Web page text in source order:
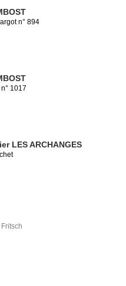
n° 894
1017
LES ARCHANGES